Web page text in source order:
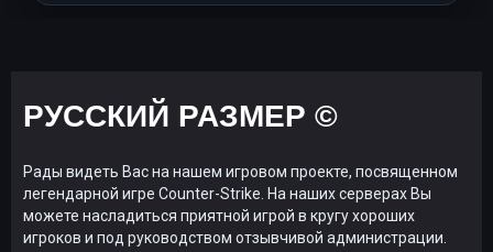
РУССКИЙ РАЗМЕР ©
Рады видеть Вас на нашем игровом проекте, посвященном
легендарной игре Counter-Strike. На наших серверах Вы
можете насладиться приятной игрой в кругу хороших
игроков и под руководством отзывчивой администрации.